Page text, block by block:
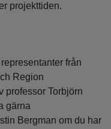
projekttiden.
från
Region
professor Torbjörn
gärna
Bergman om du har